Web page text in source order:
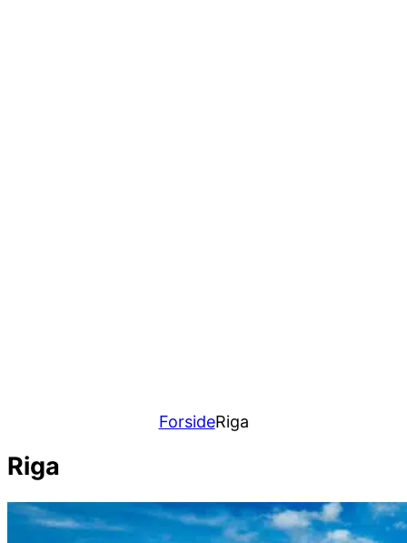
ForsideRiga
Riga
Content